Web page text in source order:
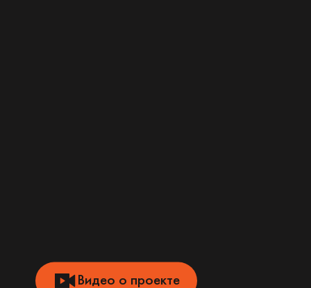
Видео о проекте